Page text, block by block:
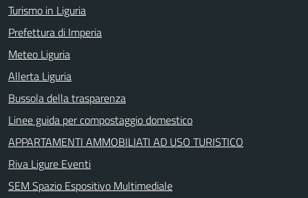
Turismo in Liguria
Prefettura di Imperia
Meteo Liguria
Allerta Liguria
Bussola della trasparenza
Linee guida per compostaggio domestico
APPARTAMENTI AMMOBILIATI AD USO TURISTICO
Riva Ligure Eventi
SEM Spazio Espositivo Multimediale